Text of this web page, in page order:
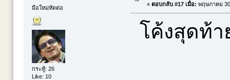
มือใหม่หัดต่อ
กระทู้: 26
Like: 10
« ตอบกลับ #17 เมื่อ: พฤษภาคม
โค้งสุดท้า